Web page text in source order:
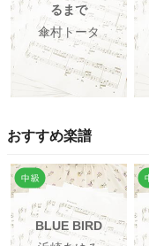
るまで
傘村トータ
おすすめ楽譜
BLUE BIRD